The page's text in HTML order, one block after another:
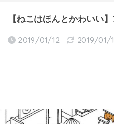
【ねこはほんとかわいい
2019/01/12 2019/01/